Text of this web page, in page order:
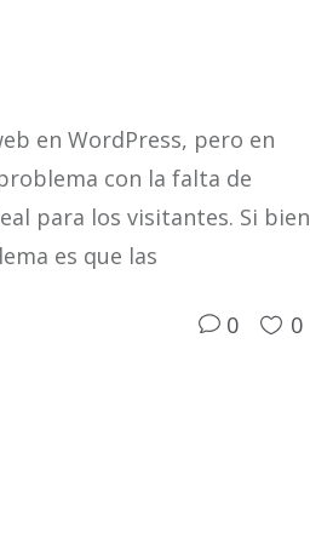
en WordPress, pero en
con la falta de
para los visitantes. Si bien
es que las
0 0